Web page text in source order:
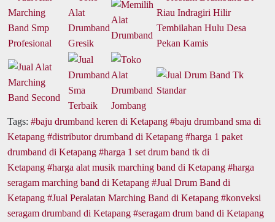
Tags: baju drumband keren di Ketapang
baju drumband sma di
Ketapang
distributor drumband di Ketapang
harga 1 paket
drumband di Ketapang
harga 1 set drum band tk di
Ketapang
harga alat musik marching band di Ketapang
harga
seragam marching band di Ketapang
Jual Drum Band di
Ketapang
Jual Peralatan Marching Band di Ketapang
konveksi
seragam drumband di Ketapang
seragam drum band di Ketapang